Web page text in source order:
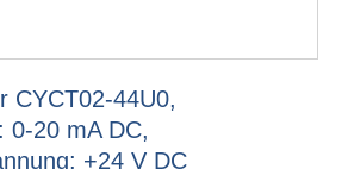
CYCT02-44U0,
0-20 mA DC,
+24 V DC